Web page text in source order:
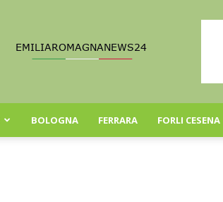
Romagna
BOLOGNA FERRARA FORLI CESENA